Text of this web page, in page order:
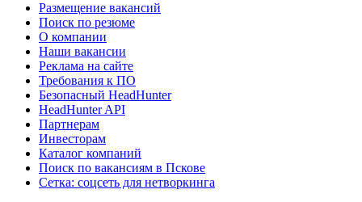
Размещение вакансий
Поиск по резюме
О компании
Наши вакансии
Реклама на сайте
Требования к ПО
Безопасный HeadHunter
HeadHunter API
Партнерам
Инвесторам
Каталог компаний
Поиск по вакансиям в Пскове
Сетка: соцсеть для нетворкинга